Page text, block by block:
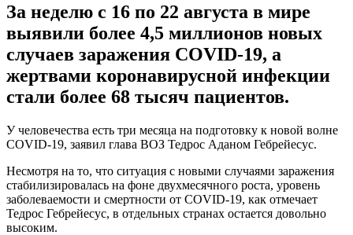
За неделю с 16 по 22 августа в мире
выявили более 4,5 миллионов новых
случаев заражения COVID-19, а
жертвами коронавирусной инфекции
стали более 68 тысяч пациентов.
У человечества есть три месяца на подготовку к новой волне
COVID-19, заявил глава ВОЗ Тедрос Аданом Гебрейесус.
Несмотря на то, что ситуация с новыми случаями заражения
стабилизировалась на фоне двухмесячного роста, уровень
заболеваемости и смертности от COVID-19, как отмечает
Тедрос Гебрейесус, в отдельных странах остается довольно
высоким.